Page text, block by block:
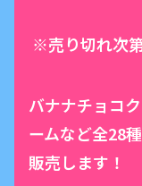
※売り切れ次
バナナチョコ
ームなど全28
販売します！